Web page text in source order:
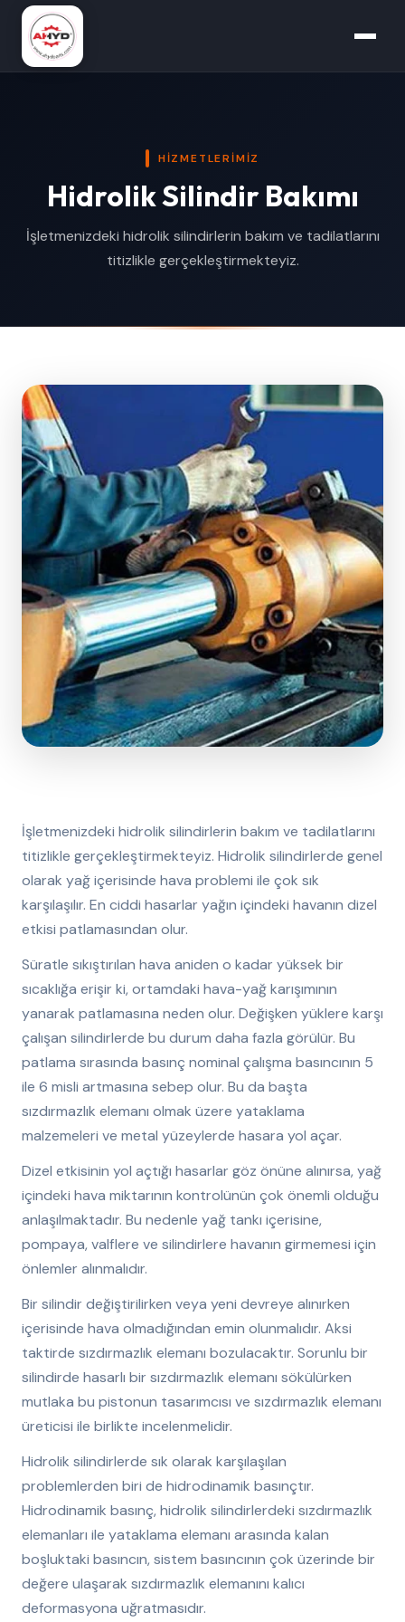
HIZMETLERIMIZ
Hidrolik Silindir Bakımı
İşletmenizdeki hidrolik silindirlerin bakım ve tadilatlarını
titizlikle gerçekleştirmekteyiz.
İşletmenizdeki hidrolik silindirlerin bakım ve tadilatlarını
titizlikle gerçekleştirmekteyiz. Hidrolik silindirlerde genel
olarak yağ içerisinde hava problemi ile çok sık
karşılaşılır. En ciddi hasarlar yağın içindeki havanın dizel
etkisi patlamasından olur.
Süratle sıkıştırılan hava aniden o kadar yüksek bir
sıcaklığa erişir ki, ortamdaki hava-yağ karışımının
yanarak patlamasına neden olur. Değişken yüklere karşı
çalışan silindirlerde bu durum daha fazla görülür. Bu
patlama sırasında basınç nominal çalışma basıncının 5
ile 6 misli artmasına sebep olur. Bu da başta
sızdırmazlık elemanı olmak üzere yataklama
malzemeleri ve metal yüzeylerde hasara yol açar.
Dizel etkisinin yol açtığı hasarlar göz önüne alınırsa, yağ
içindeki hava miktarının kontrolünün çok önemli olduğu
anlaşılmaktadır. Bu nedenle yağ tankı içerisine,
pompaya, valflere ve silindirlere havanın girmemesi için
önlemler alınmalıdır.
Bir silindir değiştirilirken veya yeni devreye alınırken
içerisinde hava olmadığından emin olunmalıdır. Aksi
taktirde sızdırmazlık elemanı bozulacaktır. Sorunlu bir
silindirde hasarlı bir sızdırmazlık elemanı sökülürken
mutlaka bu pistonun tasarımcısı ve sızdırmazlık elemanı
üreticisi ile birlikte incelenmelidir.
Hidrolik silindirlerde sık olarak karşılaşılan
problemlerden biri de hidrodinamik basınçtır.
Hidrodinamik basınç, hidrolik silindirlerdeki sızdırmazlık
elemanları ile yataklama elemanı arasında kalan
boşluktaki basıncın, sistem basıncının çok üzerinde bir
değere ulaşarak sızdırmazlık elemanını kalıcı
deformasyona uğratmasıdır.